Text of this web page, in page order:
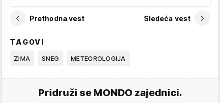
Prethodna vest Sledeća vest
TAGOVI
ZIMA SNEG METEOROLOGIJA
Pridruži se MONDO zajednici.